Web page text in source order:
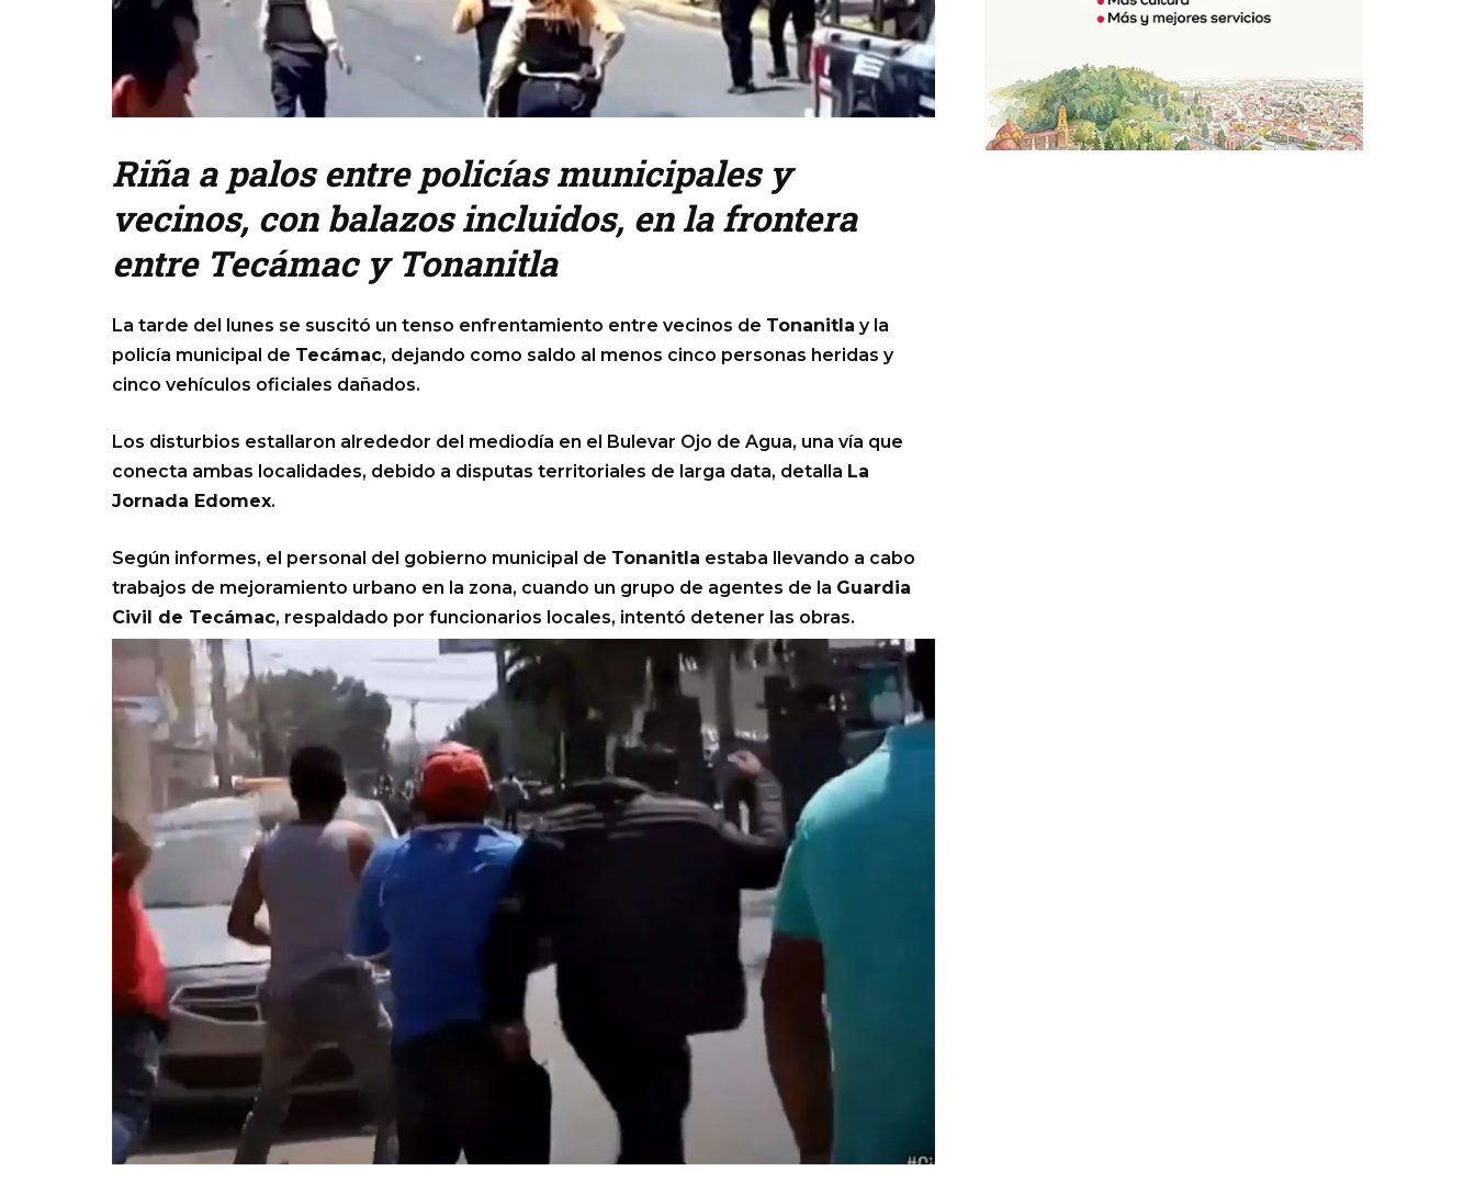
Riña a palos entre policías municipales y
vecinos, con balazos incluidos, en la frontera
entre Tecámac y Tonanitla
La tarde del lunes se suscitó un tenso enfrentamiento entre vecinos de Tonanitla y la
policía municipal de Tecámac, dejando como saldo al menos cinco personas heridas y
cinco vehículos oficiales dañados.
Los disturbios estallaron alrededor del mediodía en el Bulevar Ojo de Agua, una vía que
conecta ambas localidades, debido a disputas territoriales de larga data, detalla La
Jornada Edomex.
Según informes, el personal del gobierno municipal de Tonanitla estaba llevando a cabo
trabajos de mejoramiento urbano en la zona, cuando un grupo de agentes de la Guardia
Civil de Tecámac, respaldado por funcionarios locales, intentó detener las obras.